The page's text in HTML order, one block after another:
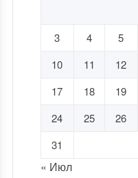
3
4 5
10
11 12
17
18 19
24
25 26
31
« Июл